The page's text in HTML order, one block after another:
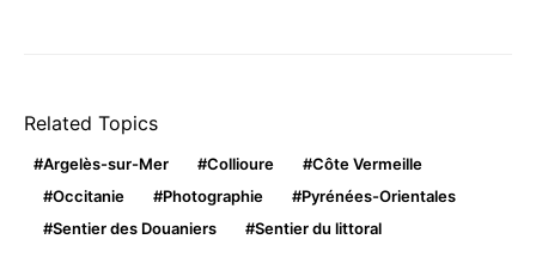
Related Topics
Argelès-sur-Mer Collioure
Côte Vermeille
Occitanie
Photographie
Pyrénées-Orientales
Sentier des Douaniers
Sentier du littoral